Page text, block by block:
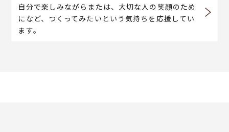
自分で楽しみながらまたは、大切な人の笑顔のため
になど、つくってみたいという気持ちを応援してい
ます。